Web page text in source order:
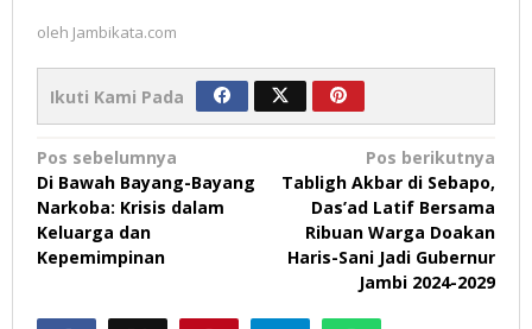
oleh Jambikata.com
Ikuti Kami Pada
Navigasi
pos
Pos sebelumnya
Di Bawah Bayang-Bayang
Narkoba: Krisis dalam
Keluarga dan
Kepemimpinan
Pos berikutnya
Tabligh Akbar di Sebapo,
Das’ad Latif Bersama
Ribuan Warga Doakan
Haris-Sani Jadi Gubernur
Jambi 2024-2029